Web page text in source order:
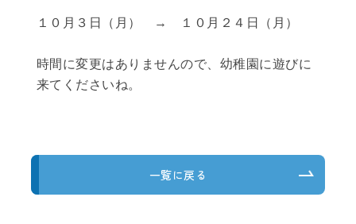
１０月３日（月） → １０月２４日（月）
時間に変更はありませんので、幼稚園に遊びに
来てくださいね。
一覧に戻る